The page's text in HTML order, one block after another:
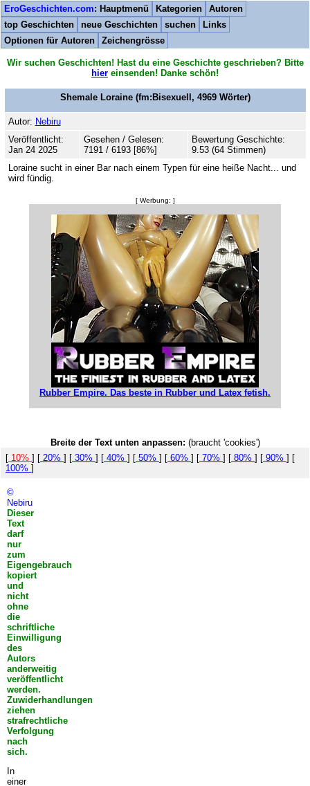
EroGeschichten.com: Hauptmenü Kategorien
Autoren
top Geschichten
neue Geschichten suchen
Links
Optionen für Autoren
Zeichengrösse
Wir suchen Geschichten! Hast du eine Geschichte geschrieben? Bitte
hier einsenden! Danke schön!
Shemale Loraine(fm:Bisexuell, 4969Wörter)
Autor: Nebiru
Veröffentlicht:
Jan 24 2025
Gesehen / Gelesen:
7191 / 6193 [86%]
Bewertung Geschichte:
9.53 (64 Stimmen)
Loraine sucht in einer Bar nach einem Typen für eine heiße Nacht... und
wird fündig.
[ Werbung: ]
Rubber Empire. Das beste in Rubber und Latex fetish.
Breite der Text unten anpassen: (braucht 'cookies')
[ 10% ] [ 20% ] [ 30% ] [ 40% ] [ 50% ] [ 60% ] [ 70% ] [ 80% ] [ 90% ] [
100% ]
©
Nebiru
Dieser
Text
darf
nur
zum
Eigengebrauch
kopiert
und
nicht
ohne
die
schriftliche
Einwilligung
des
Autors
anderweitig
veröffentlicht
werden.
Zuwiderhandlungen
ziehen
strafrechtliche
Verfolgung
nach
sich.
In
einer